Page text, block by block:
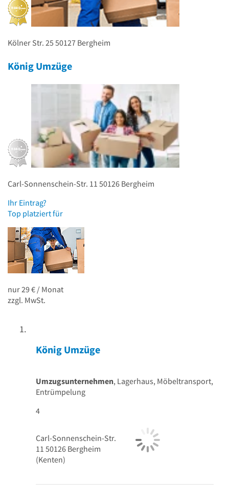
Kölner Str. 2550127 Bergheim
König Umzüge
Carl-Sonnenschein-Str. 11 50126 Bergheim
Ihr Eintrag?
Top platziert für
nur 29 € / Monat
zzgl. MwSt.
König Umzüge
Umzugsunternehmen, Lagerhaus, Möbeltransport,
Entrümpelung
4
Carl-Sonnenschein-Str.
11 50126 Bergheim
(Kenten)